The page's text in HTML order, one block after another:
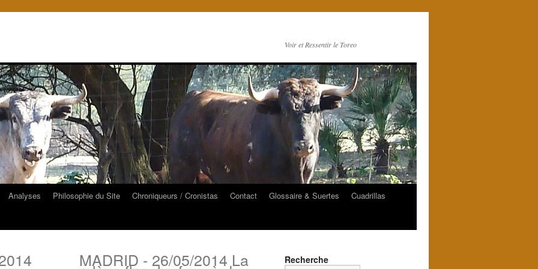
Voir et Ressentir le Toreo
Analyses Philosophie du Site Chroniqueurs / Cronistas Contact Glossaire & Suertes
Cuadrillas
MADRID - 26/05/2014 La Recherche